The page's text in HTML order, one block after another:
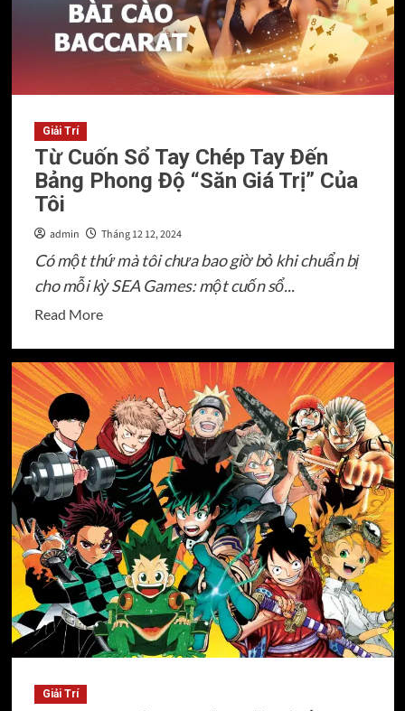
nói
về
tình
nhân
Giải Trí
Từ Cuốn Sổ Tay Chép Tay Đến
Bảng Phong Độ “Săn Giá Trị” Của
Tôi
admin Tháng 12 12, 2024
Có một thứ mà tôi chưa bao giờ bỏ khi chuẩn bị
cho mỗi kỳ SEA Games: một cuốn sổ...
Read MoreRead
Từ
Cuốn
Sổ
Tay
Chép
Tay
Đến
Bảng
Phong
Độ
“Săn
Giá
Trị”
Giải Trí